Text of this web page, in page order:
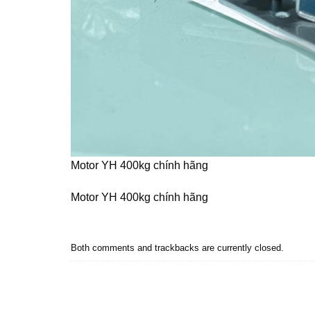
Motor YH 400kg chính hãng
Motor YH 400kg chính hãng
Both comments and trackbacks are currently closed.